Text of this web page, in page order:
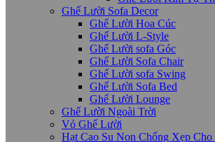
Ghế Lười Sofa Decor
Ghế Lười Hoa Cúc
Ghế Lười L-Style
Ghế Lười sofa Góc
Ghế Lười Sofa Chair
Ghế Lười sofa Swing
Ghế Lười Sofa Bed
Ghế Lười Lounge
Ghế Lười Ngoài Trời
Vỏ Ghế Lười
Hạt Cao Su Non Chống Xẹp